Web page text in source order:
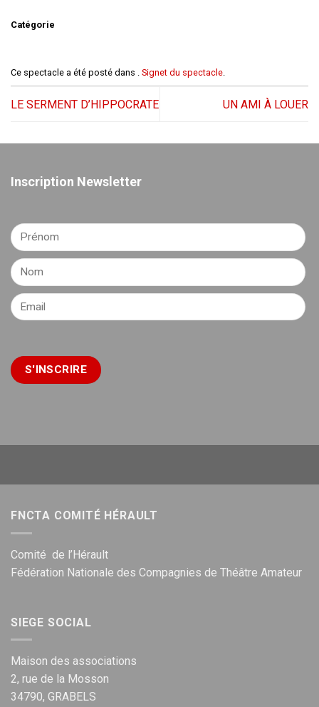
Catégorie
Ce spectacle a été posté dans . Signet du spectacle
LE SERMENT D’HIPPOCRATE UN AMI À LOUER
Inscription Newsletter
FNCTA COMITÉ HÉRAULT
Comité de l’Hérault
Fédération Nationale des Compagnies de Théâtre Amateur
SIEGE SOCIAL
Maison des associations
2, rue de la Mosson
34790, GRABELS